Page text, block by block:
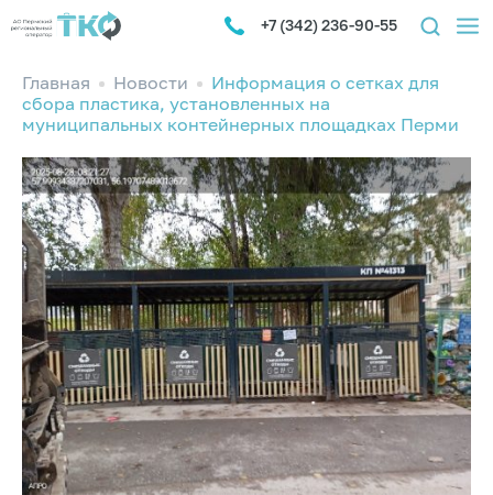
+7 (342) 236-90-55
Главная Новости
Информация о сетках для
сбора пластика, установленных на
муниципальных контейнерных площадках Перми